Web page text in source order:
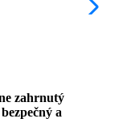
zahrnutý
a